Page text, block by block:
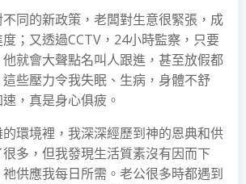
同的新政策，老闆對生意很緊張，成
；又透過CCTV，24小時監察，只要
就會大聲點名叫人跟進，甚至放假都
些壓力令我失眠、生病，身體不舒
，真是身心俱疲。
環境裡，我深深經歷到神的恩典和供
多，但我發現生活質素沒有因而下
供應我每日所需。老公很多時都遇到